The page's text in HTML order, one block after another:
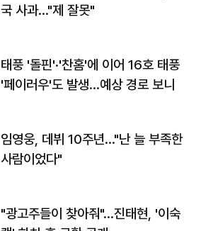
국 사과…"제 잘못"
태풍 '돌핀'·'찬홈'에 이어 16호 태풍
'페이러우'도 발생…예상 경로 보니
임영웅, 데뷔 10주년…"난 늘 부족한
사람이었다"
"광고주들이 찾아줘"…진태현, '이숙